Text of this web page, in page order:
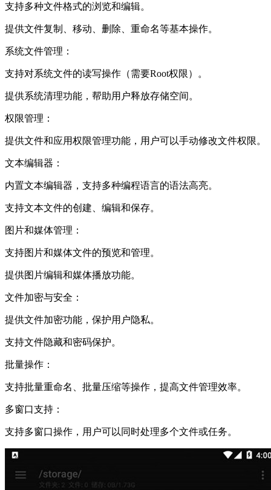
支持多种文件格式的浏览和编辑。
提供文件复制、移动、删除、重命名等基本操作。
系统文件管理：
支持对系统文件的读写操作（需要Root权限）。
提供系统清理功能，帮助用户释放存储空间。
权限管理：
提供文件和应用权限管理功能，用户可以手动修改文件权限。
文本编辑器：
内置文本编辑器，支持多种编程语言的语法高亮。
支持文本文件的创建、编辑和保存。
图片和媒体管理：
支持图片和媒体文件的预览和管理。
提供图片编辑和媒体播放功能。
文件加密与安全：
提供文件加密功能，保护用户隐私。
支持文件隐藏和密码保护。
批量操作：
支持批量重命名、批量压缩等操作，提高文件管理效率。
多窗口支持：
支持多窗口操作，用户可以同时处理多个文件或任务。